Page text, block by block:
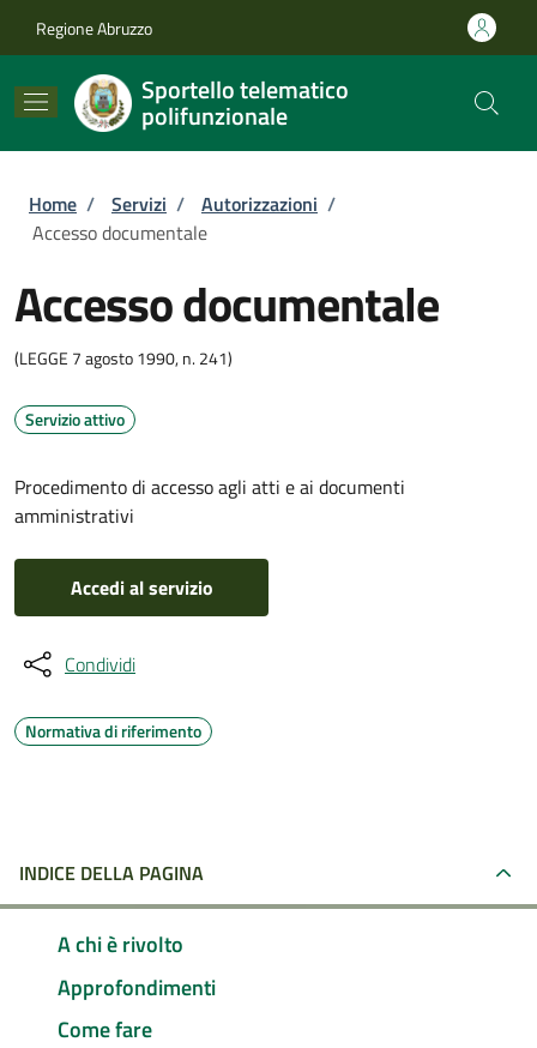
Regione Abruzzo
Sportello telematico
polifunzionale
Briciole di pane
Home / Servizi / Autorizzazioni /
Accesso documentale
Accesso documentale
(LEGGE 7 agosto 1990, n. 241)
Servizio attivo
Procedimento di accesso agli atti e ai documenti
amministrativi
Accedi al servizio
Condividi
Normativa di riferimento
INDICE DELLA PAGINA
A chi è rivolto
Approfondimenti
Come fare